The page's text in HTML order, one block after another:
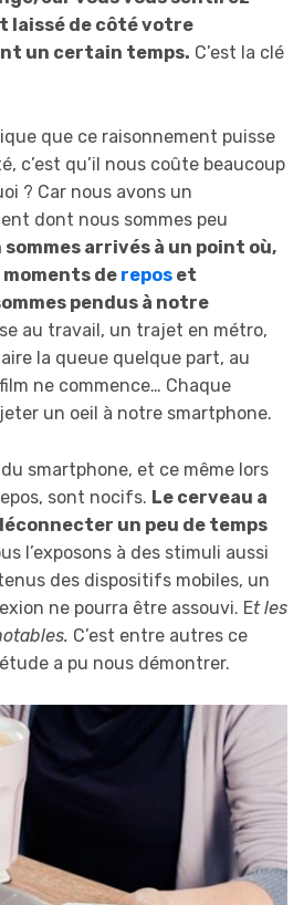
laissé de côté votre
un certain temps. C’est la clé
que ce raisonnement puisse
c’est qu’il nous coûte beaucoup
? Car nous avons un
dont nous sommes peu
sommes arrivés à un point où,
de repos et
pendus à notre
au travail, un trajet en métro,
la queue quelque part, au
ne commence… Chaque
un oeil à notre smartphone.
smartphone, et ce même lors
sont nocifs. Le cerveau a
un peu de temps
l’exposons à des stimuli aussi
des dispositifs mobiles, un
ne pourra être assouvi. Et les
C’est entre autres ce
a pu nous démontrer.